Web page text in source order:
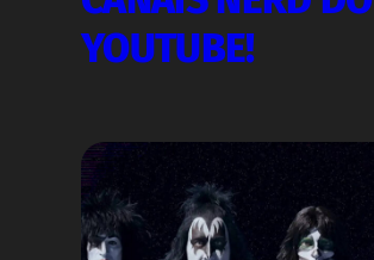
YOUTUBE!